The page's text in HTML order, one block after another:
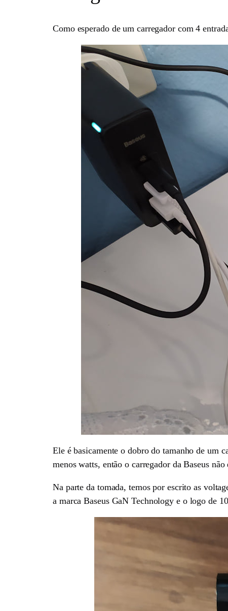
Como esperado de um carregador com 4
Ele é basicamente o dobro do tamanho de um
menos watts, então o carregador da Baseus
Na parte da tomada, temos por escrito as
a marca Baseus GaN Technology e o logo de